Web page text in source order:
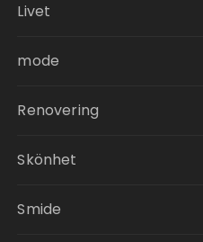
Livet
mode
Renovering
Skönhet
Smide